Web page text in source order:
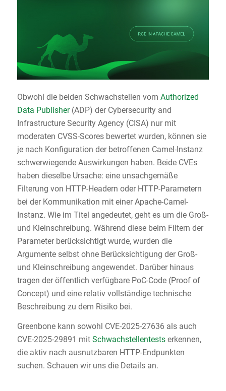
Obwohl die beiden Schwachstellen vom Authorized
Data Publisher(ADP) der Cybersecurity and
Infrastructure Security Agency (CISA) nur mit
moderaten CVSS-Scores bewertet wurden, können sie
je nach Konfiguration der betroffenen Camel-Instanz
schwerwiegende Auswirkungen haben. Beide CVEs
haben dieselbe Ursache: eine unsachgemäße
Filterung von HTTP-Headern oder HTTP-Parametern
bei der Kommunikation mit einer Apache-Camel-
Instanz. Wie im Titel angedeutet, geht es um die Groß-
und Kleinschreibung. Während diese beim Filtern der
Parameter berücksichtigt wurde, wurden die
Argumente selbst ohne Berücksichtigung der Groß-
und Kleinschreibung angewendet. Darüber hinaus
tragen der öffentlich verfügbare PoC-Code (Proof of
Concept) und eine relativ vollständige technische
Beschreibung zu dem Risiko bei.
Greenbone kann sowohl CVE-2025-27636 als auch
CVE-2025-29891 mit Schwachstellentestserkennen,
die aktiv nach ausnutzbaren HTTP-Endpunkten
suchen. Schauen wir uns die Details an.